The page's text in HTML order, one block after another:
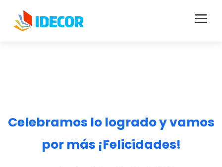
a
Celebramos lo logrado y vamos
por más ¡Felicidades!